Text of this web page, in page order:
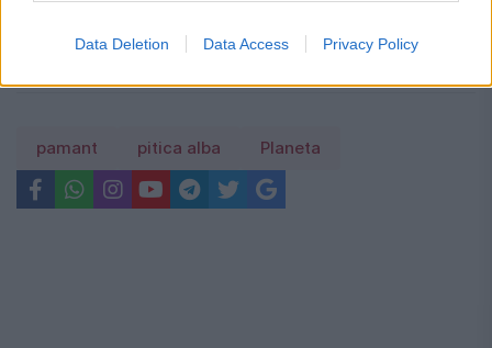
Data Deletion Data Access Privacy Policy
pamant pitica alba Planeta